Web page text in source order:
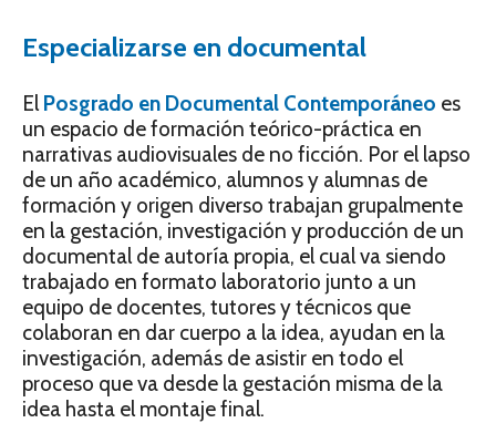
Especializarse en documental
El Posgrado en Documental Contemporáneo es
un espacio de formación teórico-práctica en
narrativas audiovisuales de no ficción. Por el lapso
de un año académico, alumnos y alumnas de
formación y origen diverso trabajan grupalmente
en la gestación, investigación y producción de un
documental de autoría propia, el cual va siendo
trabajado en formato laboratorio junto a un
equipo de docentes, tutores y técnicos que
colaboran en dar cuerpo a la idea, ayudan en la
investigación, además de asistir en todo el
proceso que va desde la gestación misma de la
idea hasta el montaje final.